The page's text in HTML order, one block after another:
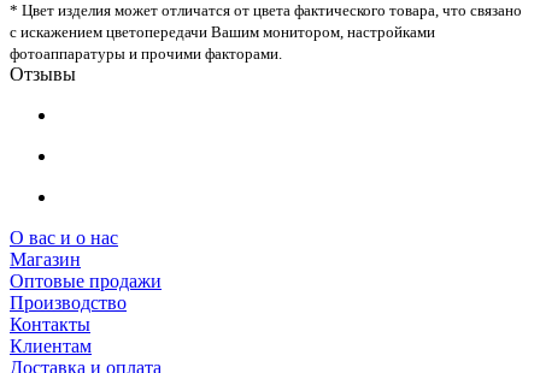
* Цвет изделия может отличатся от цвета фактического товара, что связано
с искажением цветопередачи Вашим монитором, настройками
фотоаппаратуры и прочими факторами.
Отзывы
О вас и о нас
Магазин
Оптовые продажи
Производство
Контакты
Клиентам
Доставка и оплата